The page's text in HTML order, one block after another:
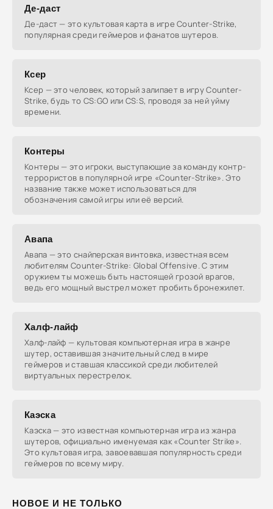
НОВОЕ И НЕ ТОЛЬКО
Де-даст
Де-даст — это культовая карта в игре Counter-Strike,
популярная среди геймеров и фанатов шутеров.
Ксер
Ксер — это человек, который залипает в игру Counter-
Strike, будь то CS:GO или CS:S, проводя за ней уйму
времени.
Контеры
Контеры — это игроки, выступающие за команду контр-
террористов в популярной игре «Counter-Strike». Это
название также может использоваться для
обозначения самой игры или её версий.
Авапа
Авапа — это снайперская винтовка, известная всем
любителям Counter-Strike: Global Offensive. С этим
оружием ты можешь быть настоящей грозой врагов,
ведь его мощный выстрел может пробить бронежилет.
Халф-лайф
Халф-лайф — культовая компьютерная игра в жанре
шутер, оставившая значительный след в мире
геймеров и ставшая классикой среди любителей
виртуальных перестрелок.
Каэска
Каэска — это известная компьютерная игра из жанра
шутеров, официально именуемая как «Counter Strike».
Это культовая игра, завоевавшая популярность среди
геймеров по всему миру.